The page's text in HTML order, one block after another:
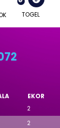
TOGEL
EKOR
2
2